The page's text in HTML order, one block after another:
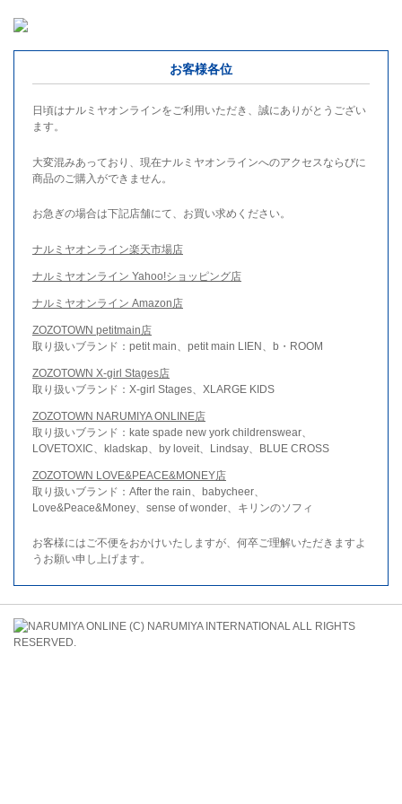
お客様各位
日頃はナルミヤオンラインをご利用いただき、誠にありがとうござい
ます。
大変混みあっており、現在ナルミヤオンラインへのアクセスならびに
商品のご購入ができません。
お急ぎの場合は下記店舗にて、お買い求めください。
ナルミヤオンライン楽天市場店
ナルミヤオンライン Yahoo!ショッピング店
ナルミヤオンライン Amazon店
ZOZOTOWN petitmain店
取り扱いブランド：petit main、petit main LIEN、b・ROOM
ZOZOTOWN X-girl Stages店
取り扱いブランド：X-girl Stages、XLARGE KIDS
ZOZOTOWN NARUMIYA ONLINE店
取り扱いブランド：kate spade new york childrenswear、
LOVETOXIC、kladskap、by loveit、Lindsay、BLUE CROSS
ZOZOTOWN LOVE&PEACE&MONEY店
取り扱いブランド：After the rain、babycheer、
Love&Peace&Money、sense of wonder、キリンのソフィ
お客様にはご不便をおかけいたしますが、何卒ご理解いただきますよ
うお願い申し上げます。